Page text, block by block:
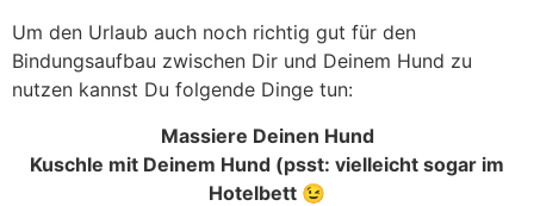
Um den Urlaub auch noch richtig gut für den
Bindungsaufbau zwischen Dir und Deinem Hund zu
nutzen kannst Du folgende Dinge tun:
Massiere Deinen Hund
Kuschle mit Deinem Hund (psst: vielleicht sogar im
Hotelbett 😉